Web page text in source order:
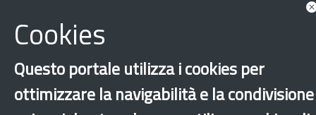
Cookies
Questo portale utilizza i cookies per
ottimizzare la navigabilità e la condivisione